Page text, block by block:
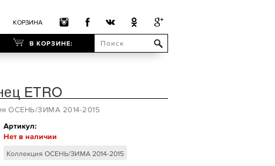
КОРЗИНА
В КОРЗИНЕ:
ETRO
ОСЕНЬ/ЗИМА 2014-2015
Артикул:
Нет в наличии
Коллекция ОСЕНЬ/ЗИМА 2014-2015